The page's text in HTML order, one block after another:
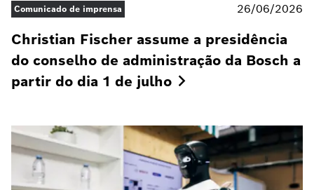
Comunicado de imprensa 26/06/2026
Christian Fischer assume a presidência
do conselho de administração da Bosch a
partir do dia 1 de julho